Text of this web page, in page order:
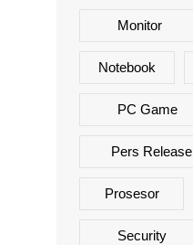
Monitor
Notebook
PC Game
Pers Release
Prosesor
Security